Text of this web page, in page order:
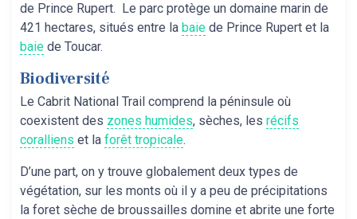
de Prince Rupert. Le parc protège un domaine marin de
421 hectares, situés entre la baie de Prince Rupert et la
baie de Toucar.
Biodiversité
Le Cabrit National Trail comprend la péninsule où
coexistent des zones humides, sèches, les récifs
coralliens et la forêt tropicale.
D’une part, on y trouve globalement deux types de
végétation, sur les monts où il y a peu de précipitations
la foret sèche de broussailles domine et abrite une forte